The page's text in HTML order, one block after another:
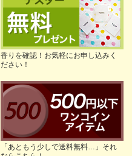
香りを確認！お気軽にお申し込みく
ださい！
「あともう少しで送料無料…」それ